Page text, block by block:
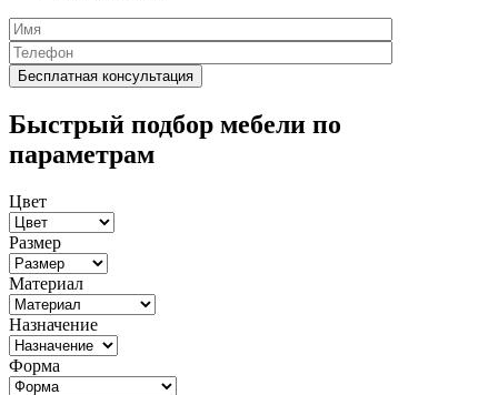
Быстрый подбор мебели по
параметрам
Цвет
Размер
Материал
Назначение
Форма